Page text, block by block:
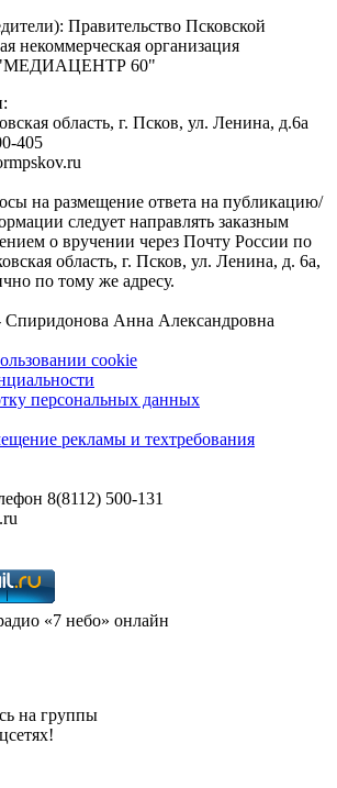
Правительство Псковской
некоммерческая организация
"МЕДИАЦЕНТР 60"
область, г. Псков, ул. Ленина, д.6а
405
на размещение ответа на публикацию/
следует направлять заказным
о вручении через Почту России по
область, г. Псков, ул. Ленина, д. 6а,
по тому же адресу.
Спиридонова Анна Александровна
cookie
персональных данных
рекламы и техтребования
8(8112) 500-131
«7 небо» онлайн
на группы